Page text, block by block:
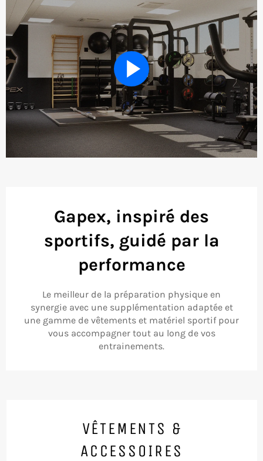
LIRE
LA
VIDÉO
Gapex, inspiré des
sportifs, guidé par la
performance
Le meilleur de la préparation physique en
synergie avec une supplémentation adaptée et
une gamme de vêtements et matériel sportif pour
vous accompagner tout au long de vos
entrainements.
VÊTEMENTS &
ACCESSOIRES